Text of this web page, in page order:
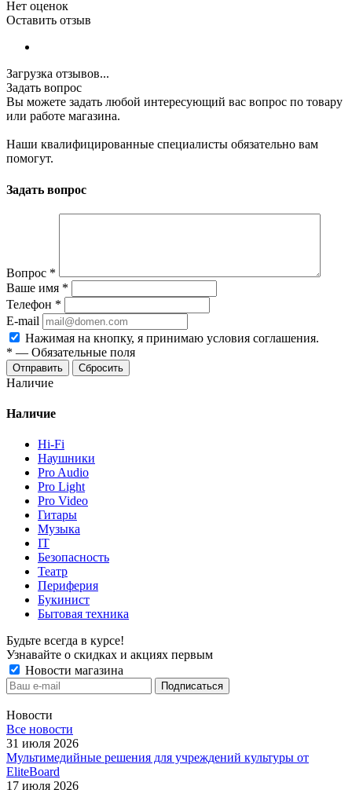
Нет оценок
Оставить отзыв
Загрузка отзывов...
Задать вопрос
Вы можете задать любой интересующий вас вопрос по товару
или работе магазина.
Наши квалифицированные специалисты обязательно вам
помогут.
Задать вопрос
Вопрос *
Ваше имя *
Телефон *
E-mail
Нажимая на кнопку, я принимаю условия соглашения.
* — Обязательные поля
Отправить Сбросить
Наличие
Наличие
Hi-Fi
Наушники
Pro Audio
Pro Light
Pro Video
Гитары
Музыка
IT
Безопасность
Театр
Периферия
Букинист
Бытовая техника
Будьте всегда в курсе!
Узнавайте о скидках и акциях первым
Новости магазина
Новости
Все новости
31 июля 2026
Мультимедийные решения для учреждений культуры от
EliteBoard
17 июля 2026